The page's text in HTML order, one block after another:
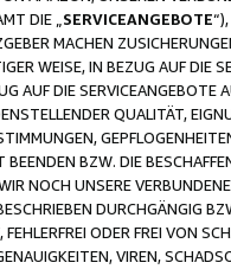
DIE „ SERVICEANGEBOTE
MACHEN
WEISE, IN BEZUG AUF DIE
AUF DIE
QUALITÄT,
BEENDEN BZW. DIE
NOCH UNSERE
DURCHGÄNGIG
ODER FREI VON
VIREN,